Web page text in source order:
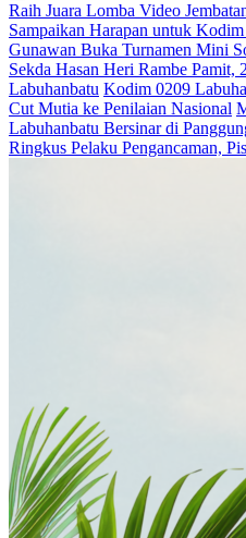
Raih Juara Lomba Video
Sampaikan Harapan untuk
Gunawan Buka Turnamen Mini
Sekda Hasan Heri Rambe Pamit,
Labuhanbatu Kodim 0209
Cut Mutia ke Penilaian Nasional
Labuhanbatu Bersinar di
Ringkus Pelaku Pengancaman,